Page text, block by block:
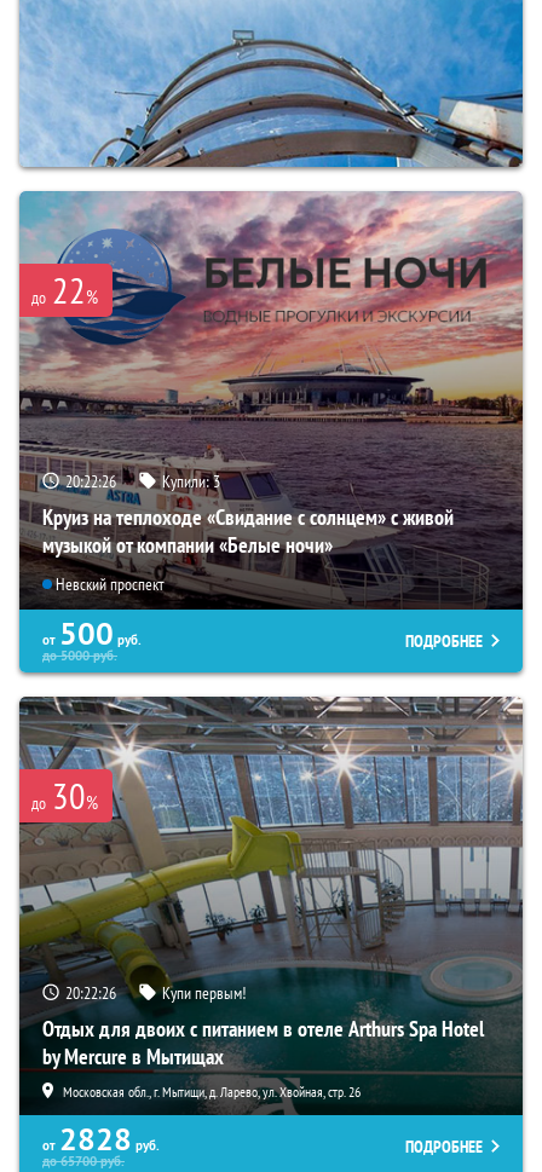
до 22%
20:22:24 Купили:3
Круиз на теплоходе «Свидание с солнцем» с живой
музыкой от компании «Белые ночи»
Невский проспект
от 500 руб.
до5000руб.
ПОДРОБНЕЕ
до 30%
20:22:24 Купи первым!
Отдых для двоих с питанием в отеле Arthurs Spa Hotel
by Mercure в Мытищах
Московская обл., г. Мытищи, д. Ларево, ул. Хвойная, стр. 26
от 2828 руб.
до65700руб.
ПОДРОБНЕЕ